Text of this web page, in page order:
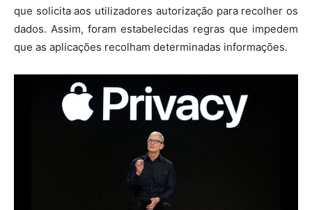
que solicita aos utilizadores autorização para recolher os
dados. Assim, foram estabelecidas regras que impedem
que as aplicações recolham determinadas informações.